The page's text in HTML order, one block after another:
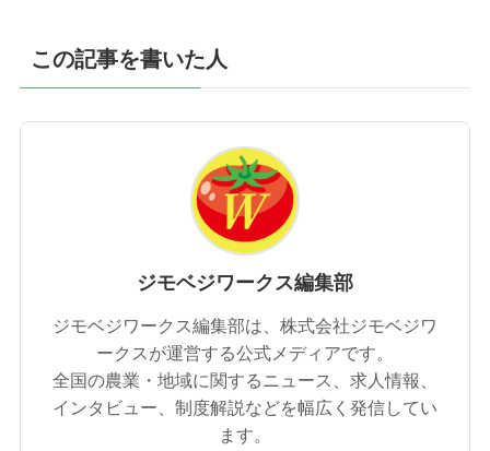
この記事を書いた人
ジモベジワークス編集部
ジモベジワークス編集部は、株式会社ジモベジワ
ークスが運営する公式メディアです。
全国の農業・地域に関するニュース、求人情報、
インタビュー、制度解説などを幅広く発信してい
ます。